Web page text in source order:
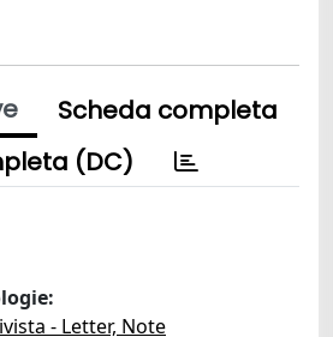
Scheda completa
(DC)
- Letter, Note